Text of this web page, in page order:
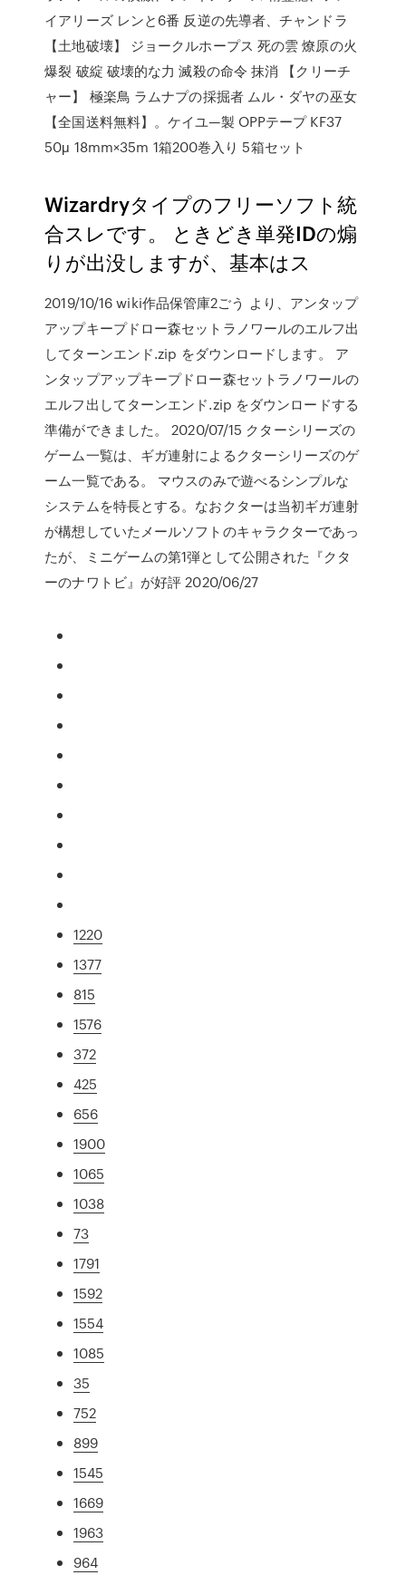
イアリーズ レンと6番 反逆の先導者、チャンドラ
【土地破壊】 ジョークルホープス 死の雲 燎原の火
爆裂 破綻 破壊的な力 滅殺の命令 抹消 【クリーチ
ャー】 極楽鳥 ラムナプの採掘者 ムル・ダヤの巫女
【全国送料無料】。ケイユ—製 OPPテープ KF37
50μ 18mm×35m 1箱200巻入り 5箱セット
Wizardryタイプのフリーソフト統
合スレです。 ときどき単発IDの煽
りが出没しますが、基本はス
2019/10/16 wiki作品保管庫2ごう より、アンタップ
アップキープドロー森セットラノワールのエルフ出
してターンエンド.zip をダウンロードします。 ア
ンタップアップキープドロー森セットラノワールの
エルフ出してターンエンド.zip をダウンロードする
準備ができました。 2020/07/15 クターシリーズの
ゲーム一覧は、ギガ連射によるクターシリーズのゲ
ーム一覧である。 マウスのみで遊べるシンプルな
システムを特長とする。なおクターは当初ギガ連射
が構想していたメールソフトのキャラクターであっ
たが、ミニゲームの第1弾として公開された『クタ
ーのナワトビ』が好評 2020/06/27
1220
1377
815
1576
372
425
656
1900
1065
1038
73
1791
1592
1554
1085
35
752
899
1545
1669
1963
964